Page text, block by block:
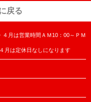
戻る
月は営業時間ＡＭ10：00～ＰＭ
は定休日なしになります